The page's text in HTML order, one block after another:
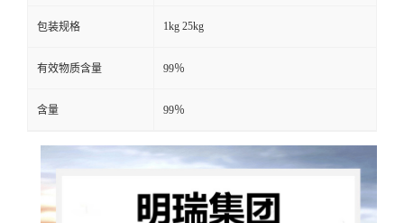
包装规格 1kg 25kg
有效物质含量 99％
含量 99％